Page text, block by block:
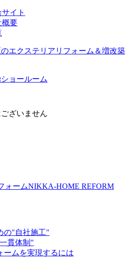
イト
概要
エクステリアリフォーム＆増改築
ざいません
ォームNIKKA-HOME REFORM
の"自社施工"
貫体制"
ームを実現するには